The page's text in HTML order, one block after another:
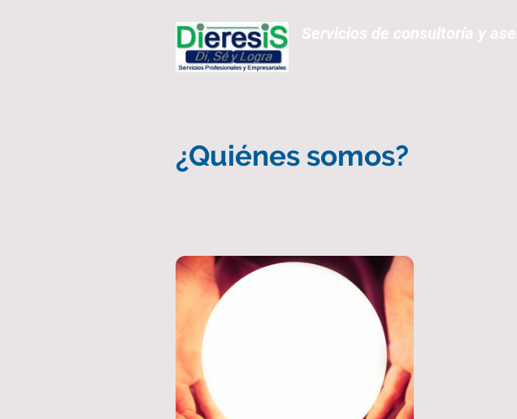
Servicios de consultoría y
¿Quiénes somos?